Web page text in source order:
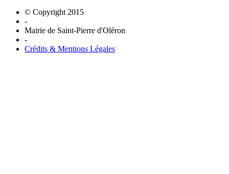
© Copyright 2015
-
Mairie de Saint-Pierre d'Oléron
-
Crédits & Mentions Légales